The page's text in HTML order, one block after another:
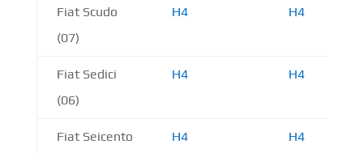
Fiat Scudo
(07)
H4 H4
Fiat Sedici
(06)
H4 H4
Fiat Seicento
H4 H4